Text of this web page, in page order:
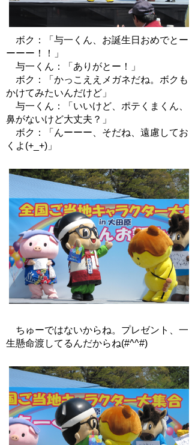
ボク：「与一くん、お誕生日おめでとー
ーーー！！」
与一くん：「ありがとー！」
ボク：「かっこええメガネだね。ボクも
かけてみたいんだけど」
与一くん：「いいけど、ポテくまくん、
鼻がないけど大丈夫？」
ボク：「んーーー、そだね、遠慮してお
くよ(+_+)」
ちゅーではないからね。プレゼント、一
生懸命渡してるんだからね(#^^#)